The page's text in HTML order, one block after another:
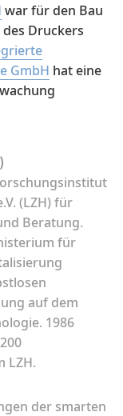
war für den Bau
Druckers
GmbH hat eine
(LZH) für
Beratung.
für
auf dem
1986
LZH.
der smarten